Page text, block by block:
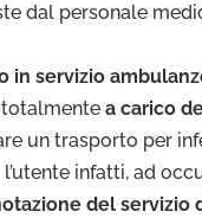
dal personale
in servizio
a carico
un trasporto per
l’utente infatti, ad
del servizio